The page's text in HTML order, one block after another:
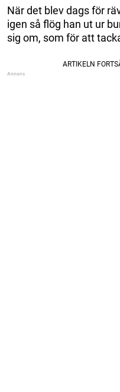
När det blev dags för
igen så flög han ut ur
sig om, som för att